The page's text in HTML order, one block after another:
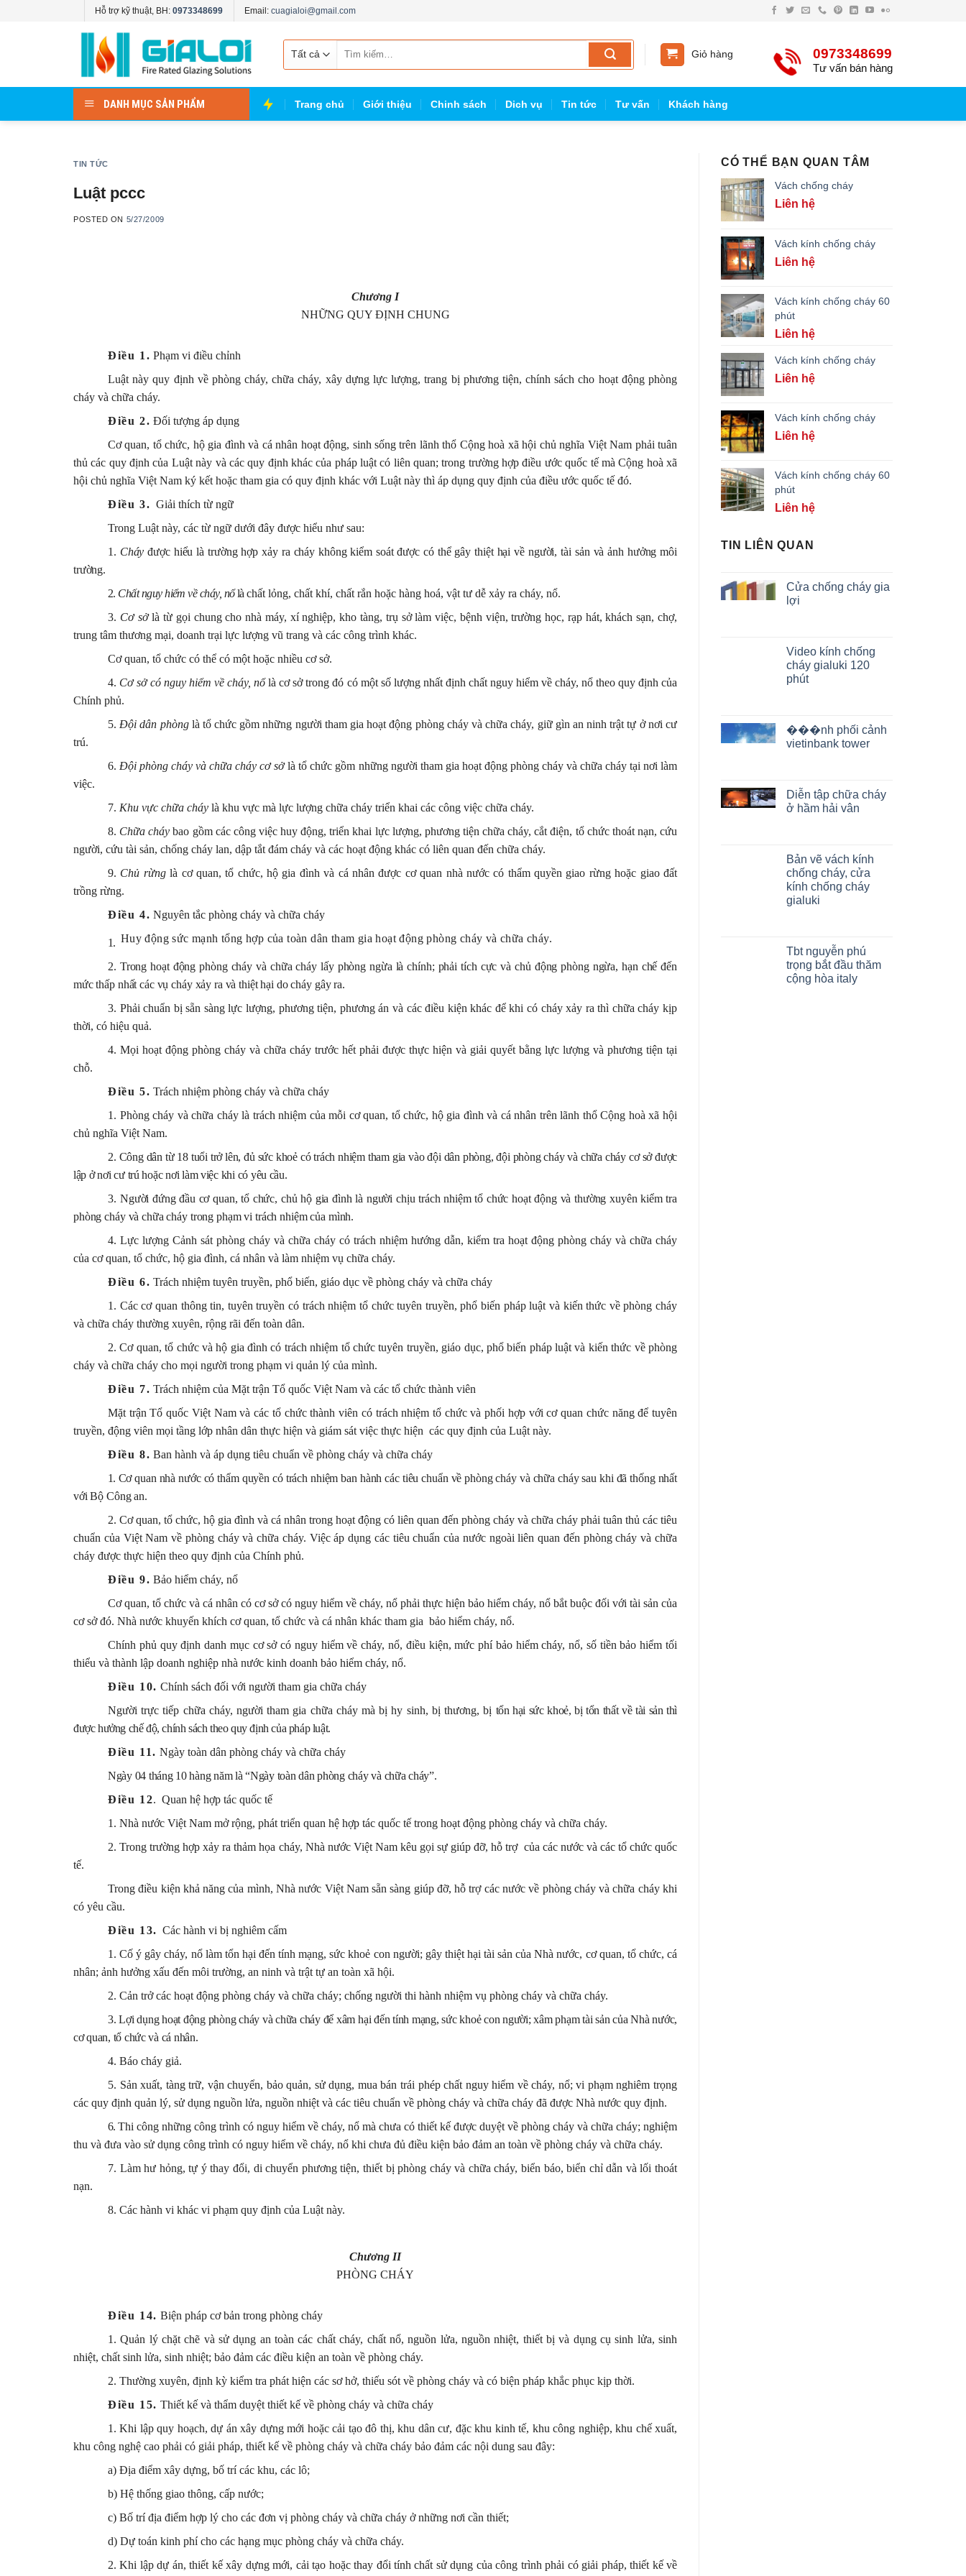
Hỗ trợ kỹ thuật, BH: 0973348699 Email: cuagialoi@gmail.com
kiếm:
Giỏ hàng 0973348699
Tư vấn bán hàng
DANH MỤC SẢN PHẨM Trang chủ Giới thiệu Chinh sách Dich vụ Tin tức Tư vấn Khách hàng
TIN TỨC
Luật pccc
POSTED ON 5/27/2009
Chương I
NHỮNG QUY ĐỊNH CHUNG
Điều 1. Phạm vi điều chỉnh
Luật này quy định về phòng cháy, chữa cháy, xây dựng lực lượng, trang bị phương tiện, chính sách cho hoạt động phòng
cháy và chữa cháy.
Điều 2. Đối tượng áp dụng
Cơ quan, tổ chức, hộ gia đình và cá nhân hoạt động, sinh sống trên lãnh thổ Cộng hoà xã hội chủ nghĩa Việt Nam phải tuân
thủ các quy định của Luật này và các quy định khác của pháp luật có liên quan; trong trường hợp điều ước quốc tế mà Cộng hoà xã
hội chủ nghĩa Việt Nam ký kết hoặc tham gia có quy định khác với Luật này thì áp dụng quy định của điều ước quốc tế đó.
Điều 3. Giải thích từ ngữ
Trong Luật này, các từ ngữ dưới đây được hiểu như sau:
1. Cháyđược hiểu là trường hợp xảy ra cháy không kiểm soát được có thể gây thiệt hại về người, tài sản và ảnh hưởng môi
trường.
2. Chất nguy hiểm về cháy, nổlàchất lỏng, chất khí, chất rắn hoặc hàng hoá, vật tư dễ xảy ra cháy, nổ.
3. Cơ sởlà từ gọi chung cho nhà máy, xí nghiệp, kho tàng, trụ sở làm việc, bệnh viện, trường học, rạp hát, khách sạn, chợ,
trung tâm thương mại, doanh trại lực lượng vũ trang và các công trình khác.
Cơ quan, tổ chức có thể có một hoặc nhiều cơ sở.
4. Cơ sở có nguy hiểm về cháy, nổlà cơ sở trong đó có một số lượng nhất định chất nguy hiểm về cháy, nổ theo quy định của
Chính phủ.
5.Đội dân phònglà tổ chức gồm những người tham gia hoạt động phòng cháy và chữa cháy, giữ gìn an ninh trật tự ở nơi cư
trú.
6.Đội phòng cháy và chữa cháy cơ sởlà tổ chức gồm những người tham gia hoạt động phòng cháy và chữa cháy tại nơi làm
việc.
7. Khu vực chữa cháy là khu vực mà lực lượng chữa cháy triển khai các công việc chữa cháy.
8. Chữa cháy bao gồm các công việc huy động, triển khai lực lượng, phương tiện chữa cháy, cắt điện, tổ chức thoát nạn, cứu
người, cứu tài sản, chống cháy lan, dập tắt đám cháy và các hoạt động khác có liên quan đến chữa cháy.
9. Chủ rừnglà cơ quan, tổ chức, hộ gia đình và cá nhân được cơ quan nhà nước có thẩm quyền giao rừng hoặc giao đất
trồng rừng.
Điều 4. Nguyên tắc phòng cháy và chữa cháy
1. Huy động sức mạnh tổng hợp của toàn dân tham gia hoạt động phòng cháy và chữa cháy.
2. Trong hoạt động phòng cháy và chữa cháy lấy phòng ngừa là chính; phải tích cực và chủ động phòng ngừa, hạn chế đến
mức thấp nhất các vụ cháy xảy ra và thiệt hại do cháy gây ra.
3. Phải chuẩn bị sẵn sàng lực lượng, phương tiện, phương án và các điều kiện khác để khi có cháy xảy ra thì chữa cháy kịp
thời, có hiệu quả.
4. Mọi hoạt động phòng cháy và chữa cháy trước hết phải được thực hiện và giải quyết bằng lực lượng và phương tiện tại
chỗ.
Điều 5. Trách nhiệm phòng cháy và chữa cháy
1. Phòng cháy và chữa cháy là trách nhiệm của mỗi cơ quan, tổ chức, hộ gia đình và cá nhân trên lãnh thổ Cộng hoà xã hội
chủ nghĩa Việt Nam.
2. Công dân từ 18 tuổi trở lên, đủ sức khoẻ có trách nhiệm tham gia vào đội dân phòng, đội phòng cháy và chữa cháy cơ sở được
lập ở nơi cư trú hoặc nơi làm việc khi có yêu cầu.
3. Người đứng đầu cơ quan, tổ chức, chủ hộ gia đình là người chịu trách nhiệm tổ chức hoạt động và thường xuyên kiểm tra
phòng cháy và chữa cháy trong phạm vi trách nhiệm của mình.
4. Lực lượng Cảnh sát phòng cháy và chữa cháy có trách nhiệm hướng dẫn, kiểm tra hoạt động phòng cháy và chữa cháy
của cơ quan, tổ chức, hộ gia đình, cá nhân và làm nhiệm vụ chữa cháy.
Điều 6. Trách nhiệm tuyên truyền, phổ biến, giáo dục về phòng cháy và chữa cháy
1. Các cơ quan thông tin, tuyên truyền có trách nhiệm tổ chức tuyên truyền, phổ biến pháp luật và kiến thức về phòng cháy
và chữa cháy thường xuyên, rộng rãi đến toàn dân.
2. Cơ quan, tổ chức và hộ gia đình có trách nhiệm tổ chức tuyên truyền, giáo dục, phổ biến pháp luật và kiến thức về phòng
cháy và chữa cháy cho mọi người trong phạm vi quản lý của mình.
Điều 7. Trách nhiệm của Mặt trận Tổ quốc Việt Nam và các tổ chức thành viên
Mặt trận Tổ quốc Việt Nam và các tổ chức thành viên có trách nhiệm tổ chức và phối hợp với cơ quan chức năng để tuyên
truyền, động viên mọi tầng lớp nhân dân thực hiện và giám sát việc thực hiện các quy định của Luật này.
Điều 8. Ban hành và áp dụng tiêu chuẩn về phòng cháy và chữa cháy
1. Cơ quan nhà nước có thẩm quyền có trách nhiệm ban hành các tiêu chuẩn về phòng cháy và chữa cháy sau khi đã thống nhất
với Bộ Công an.
2. Cơ quan, tổ chức, hộ gia đình và cá nhân trong hoạt động có liên quan đến phòng cháy và chữa cháy phải tuân thủ các tiêu
chuẩn của Việt Nam về phòng cháy và chữa cháy. Việc áp dụng các tiêu chuẩn của nước ngoài liên quan đến phòng cháy và chữa
cháy được thực hiện theo quy định của Chính phủ.
Điều 9. Bảo hiểm cháy, nổ
Cơ quan, tổ chức và cá nhân có cơ sở có nguy hiểm về cháy, nổ phải thực hiện bảo hiểm cháy, nổ bắt buộc đối với tài sản của
cơ sở đó. Nhà nước khuyến khích cơ quan, tổ chức và cá nhân khác tham gia bảo hiểm cháy, nổ.
Chính phủ quy định danh mục cơ sở có nguy hiểm về cháy, nổ, điều kiện, mức phí bảo hiểm cháy, nổ, số tiền bảo hiểm tối
thiểu và thành lập doanh nghiệp nhà nước kinh doanh bảo hiểm cháy, nổ.
Điều 10. Chính sách đối với người tham gia chữa cháy
Người trực tiếp chữa cháy, người tham gia chữa cháy mà bị hy sinh, bị thương, bị tổn hại sức khoẻ, bị tổn thất về tài sản thì
được hưởng chế độ, chính sách theo quy định của pháp luật.
Điều 11. Ngày toàn dân phòng cháy và chữa cháy
Ngày 04 tháng 10 hàng năm là “Ngày toàn dân phòng cháy và chữa cháy”.
Điều 12. Quan hệ hợp tác quốc tế
1. Nhà nước Việt Nam mở rộng, phát triển quan hệ hợp tác quốc tế trong hoạt động phòng cháy và chữa cháy.
2. Trong trường hợp xảy ra thảm họa cháy, Nhà nước Việt Nam kêu gọi sự giúp đỡ, hỗ trợ của các nước và các tổ chức quốc
tế.
Trong điều kiện khả năng của mình, Nhà nước Việt Nam sẵn sàng giúp đỡ, hỗ trợ các nước về phòng cháy và chữa cháy khi
có yêu cầu.
Điều 13. Các hành vi bị nghiêm cấm
1. Cố ý gây cháy, nổ làm tổn hại đến tính mạng, sức khoẻ con người; gây thiệt hại tài sản của Nhà nước, cơ quan, tổ chức, cá
nhân; ảnh hưởng xấu đến môi trường, an ninh và trật tự an toàn xã hội.
2. Cản trở các hoạt động phòng cháy và chữa cháy; chống người thi hành nhiệm vụ phòng cháy và chữa cháy.
3. Lợi dụng hoạt động phòng cháy và chữa cháy để xâm hại đến tính mạng, sức khoẻ con người; xâm phạm tài sản của Nhà nước,
cơ quan, tổ chức và cá nhân.
4. Báo cháy giả.
5. Sản xuất, tàng trữ, vận chuyển, bảo quản, sử dụng, mua bán trái phép chất nguy hiểm về cháy, nổ; vi phạm nghiêm trọng
các quy định quản lý, sử dụng nguồn lửa, nguồn nhiệt và các tiêu chuẩn về phòng cháy và chữa cháy đã được Nhà nước quy định.
6. Thi công những công trình có nguy hiểm về cháy, nổ mà chưa có thiết kế được duyệt về phòng cháy và chữa cháy; nghiệm
thu và đưa vào sử dụng công trình có nguy hiểm về cháy, nổ khi chưa đủ điều kiện bảo đảm an toàn về phòng cháy và chữa cháy.
7. Làm hư hỏng, tự ý thay đổi, di chuyển phương tiện, thiết bị phòng cháy và chữa cháy, biển báo, biển chỉ dẫn và lối thoát
nạn.
8. Các hành vi khác vi phạm quy định của Luật này.
Chương II
PHÒNG CHÁY
Điều 14. Biện pháp cơ bản trong phòng cháy
1. Quản lý chặt chẽ và sử dụng an toàn các chất cháy, chất nổ, nguồn lửa, nguồn nhiệt, thiết bị và dụng cụ sinh lửa, sinh
nhiệt, chất sinh lửa, sinh nhiệt; bảo đảm các điều kiện an toàn về phòng cháy.
2. Thường xuyên, định kỳ kiểm tra phát hiện các sơ hở, thiếu sót về phòng cháy và có biện pháp khắc phục kịp thời.
Điều 15. Thiết kế và thẩm duyệt thiết kế về phòng cháy và chữa cháy
1. Khi lập quy hoạch, dự án xây dựng mới hoặc cải tạo đô thị, khu dân cư, đặc khu kinh tế, khu công nghiệp, khu chế xuất,
khu công nghệ cao phải có giải pháp, thiết kế về phòng cháy và chữa cháy bảo đảm các nội dung sau đây:
a) Địa điểm xây dựng, bố trí các khu, các lô;
b) Hệ thống giao thông, cấp nước;
c) Bố trí địa điểm hợp lý cho các đơn vị phòng cháy và chữa cháy ở những nơi cần thiết;
d) Dự toán kinh phí cho các hạng mục phòng cháy và chữa cháy.
2. Khi lập dự án, thiết kế xây dựng mới, cải tạo hoặc thay đổi tính chất sử dụng của công trình phải có giải pháp, thiết kế về
CÓ THỂ BẠN QUAN TÂM
Vách chống cháy
Liên hệ
Vách kính chống cháy
Liên hệ
Vách kính chống cháy 60
phút
Liên hệ
Vách kính chống cháy
Liên hệ
Vách kính chống cháy
Liên hệ
Vách kính chống cháy 60
phút
Liên hệ
TIN LIÊN QUAN
Cửa chống cháy gia
lợi
Video kính chống
cháy gialuki 120
phút
���nh phối cảnh
vietinbank tower
Diễn tập chữa cháy
ở hầm hải vân
Bản vẽ vách kính
chống cháy, cửa
kính chống cháy
gialuki
Tbt nguyễn phú
trọng bắt đầu thăm
cộng hòa italy